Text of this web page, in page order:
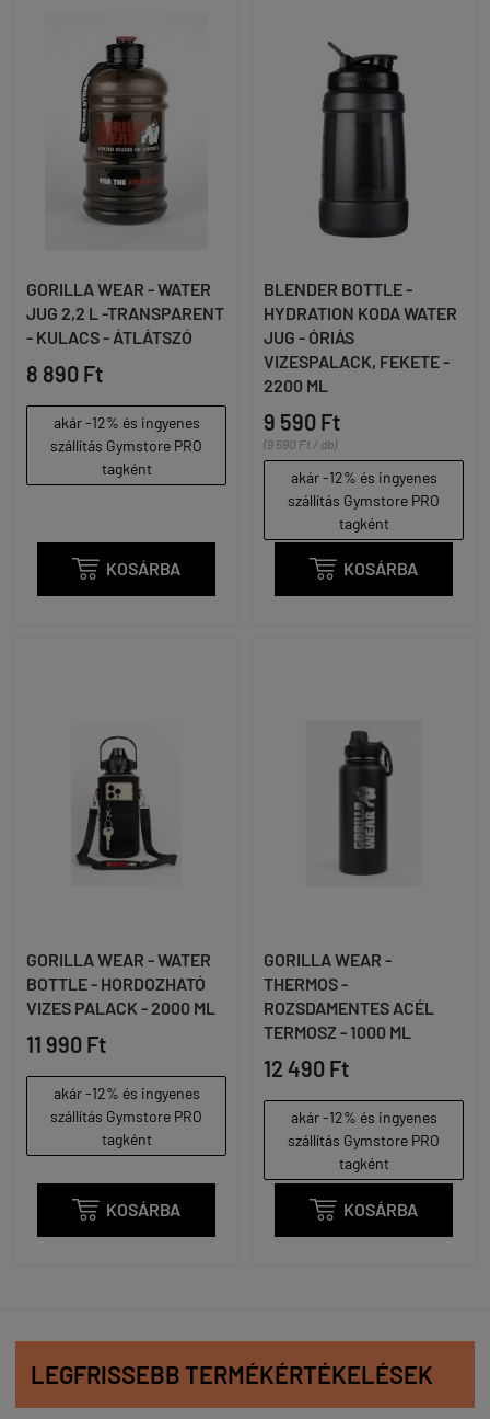
GORILLA WEAR - WATER
JUG 2,2 L -TRANSPARENT
- KULACS - ÁTLÁTSZÓ
8 890 Ft
akár -12% és ingyenes
szállítás Gymstore PRO
tagként
 KOSÁRBA
BLENDER BOTTLE -
HYDRATION KODA WATER
JUG - ÓRIÁS
VIZESPALACK, FEKETE -
2200 ML
9 590 Ft
(9 590 Ft / db)
akár -12% és ingyenes
szállítás Gymstore PRO
tagként
 KOSÁRBA
GORILLA WEAR - WATER
BOTTLE - HORDOZHATÓ
VIZES PALACK - 2000 ML
11 990 Ft
akár -12% és ingyenes
szállítás Gymstore PRO
tagként
 KOSÁRBA
GORILLA WEAR -
THERMOS -
ROZSDAMENTES ACÉL
TERMOSZ - 1000 ML
12 490 Ft
akár -12% és ingyenes
szállítás Gymstore PRO
tagként
 KOSÁRBA
LEGFRISSEBB TERMÉKÉRTÉKELÉSEK